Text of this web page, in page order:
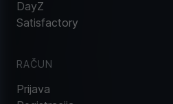
DayZ
Satisfactory
RAČUN
Prijava